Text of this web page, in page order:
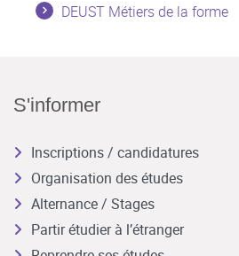
DEUST Métiers de la forme
S'informer
Inscriptions / candidatures
Organisation des études
Alternance / Stages
Partir étudier à l’étranger